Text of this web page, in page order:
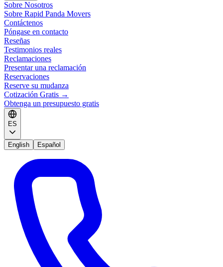
Sobre Nosotros
Sobre Rapid Panda Movers
Contáctenos
Póngase en contacto
Reseñas
Testimonios reales
Reclamaciones
Presentar una reclamación
Reservaciones
Reserve su mudanza
Cotización Gratis →
Obtenga un presupuesto gratis
ES
English Español